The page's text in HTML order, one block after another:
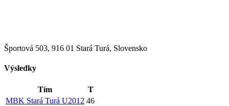
Športová 503, 916 01 Stará Turá, Slovensko
Výsledky
Tím
T
MBK Stará Turá U2012 46